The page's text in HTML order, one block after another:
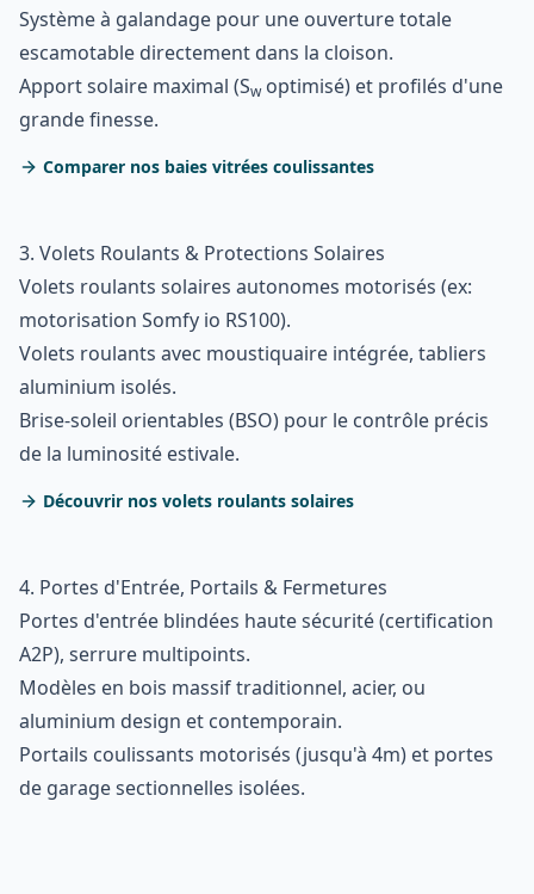
Système à galandage pour une ouverture totale
escamotable directement dans la cloison.
Apport solaire maximal (Swoptimisé) et profilés d'une
grande finesse.
Comparer nos baies vitrées coulissantes
3. Volets Roulants & Protections Solaires
Volets roulants solaires autonomes motorisés (ex:
motorisation Somfy io RS100).
Volets roulants avec moustiquaire intégrée, tabliers
aluminium isolés.
Brise-soleil orientables (BSO) pour le contrôle précis
de la luminosité estivale.
Découvrir nos volets roulants solaires
4. Portes d'Entrée, Portails & Fermetures
Portes d'entrée blindées haute sécurité (certification
A2P), serrure multipoints.
Modèles en bois massif traditionnel, acier, ou
aluminium design et contemporain.
Portails coulissants motorisés (jusqu'à 4m) et portes
de garage sectionnelles isolées.